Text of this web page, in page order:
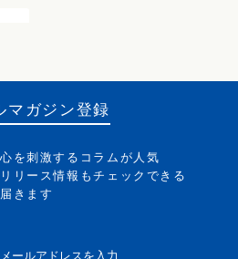
マガジン登録
を刺激するコラムが人気
リース情報もチェックできる
きます